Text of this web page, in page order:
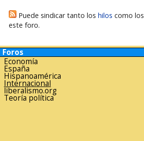
Puede sindicar tanto los hilos como los
este foro.
Foros
Economía
España
Hispanoamérica
Internacional
liberalismo.org
Teoría política